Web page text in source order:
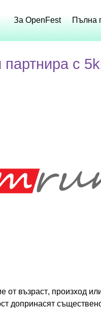
За OpenFest Пълна
с
от възраст, произход
допринасят